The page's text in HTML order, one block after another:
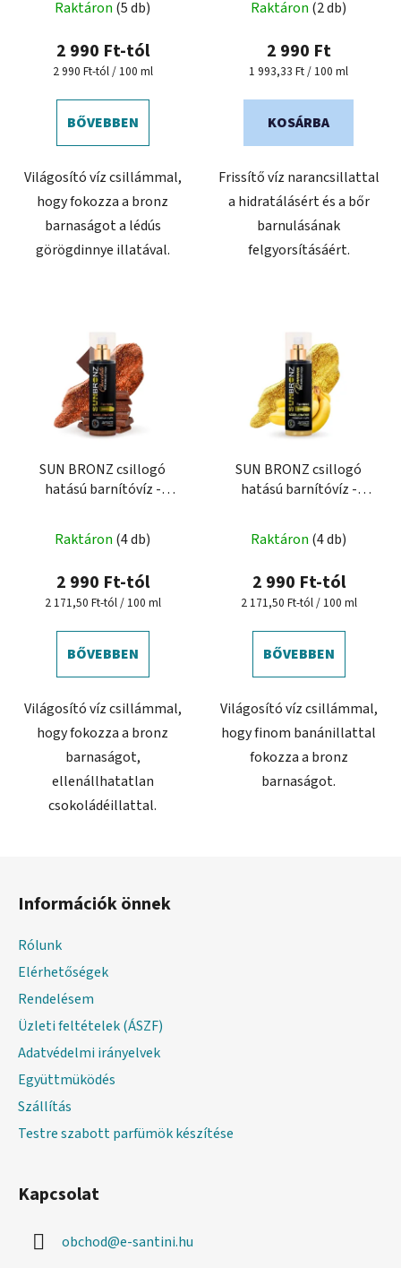
Raktáron (5 db)
2 990 Ft-tól
Egységár:
2 990 Ft-tól / 100 ml
BŐVEBBEN
Világosító víz csillámmal,
hogy fokozza a bronz
barnaságot a lédús
görögdinnye illatával.
Raktáron (2 db)
2 990 Ft
Egységár:
1 993,33 Ft / 100 ml
KOSÁRBA
Frissítő víz narancsillattal
a hidratálásért és a bőr
barnulásának
felgyorsításáért.
SUN BRONZ csillogó
hatású barnítóvíz -
Raktáron (4 db)
2 990 Ft-tól
Egységár:
2 171,50 Ft-tól / 100 ml
BŐVEBBEN
Világosító víz csillámmal,
hogy fokozza a bronz
barnaságot,
ellenállhatatlan
csokoládéillattal.
SUN BRONZ csillogó
hatású barnítóvíz -
Raktáron (4 db)
2 990 Ft-tól
Egységár:
2 171,50 Ft-tól / 100 ml
BŐVEBBEN
Világosító víz csillámmal,
hogy finom banánillattal
fokozza a bronz
barnaságot.
Információk önnek
Rólunk
Elérhetőségek
Rendelésem
Üzleti feltételek (ÁSZF)
Adatvédelmi irányelvek
Együttmüködés
Szállítás
Testre szabott parfümök készítése
Kapcsolat
obchod@e-santini.hu